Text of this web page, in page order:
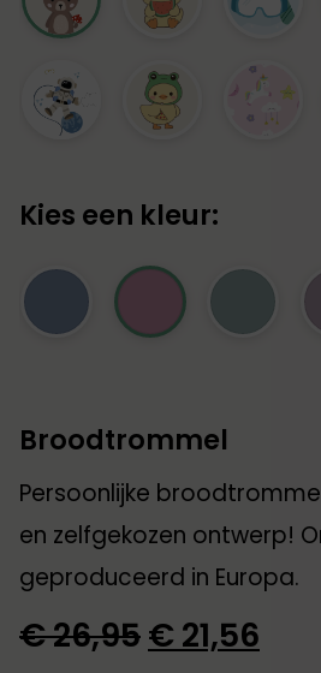
Kies een kleur:
Broodtrommel
Persoonlijke
en zelfgekozen ontwerp!
geproduceerd in Europa.
€26,95€ 21,56